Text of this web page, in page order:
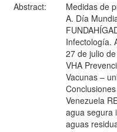
Abstract:
Medidas de
A. Día
Infectología.
27 de julio
VHA
Vacunas –
Venezuela
agua segura
aguas